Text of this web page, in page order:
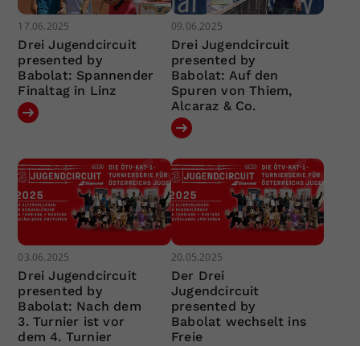
17.06.2025
Drei Jugendcircuit
presented by
Babolat: Spannender
Finaltag in Linz
09.06.2025
Drei Jugendcircuit
presented by
Babolat: Auf den
Spuren von Thiem,
Alcaraz & Co.
03.06.2025
Drei Jugendcircuit
presented by
Babolat: Nach dem
3. Turnier ist vor
dem 4. Turnier
20.05.2025
Der Drei
Jugendcircuit
presented by
Babolat wechselt ins
Freie